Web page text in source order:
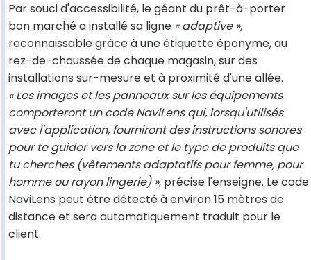
Par souci d'accessibilité, le géant du prêt-à-porter
bon marché a installé sa ligne « adaptive »,
reconnaissable grâce à une étiquette éponyme, au
rez-de-chaussée de chaque magasin, sur des
installations sur-mesure et à proximité d'une allée.
« Les images et les panneaux sur les équipements
comporteront un code NaviLens qui, lorsqu'utilisés
avec l'application, fourniront des instructions sonores
pour te guider vers la zone et le type de produits que
tu cherches (vêtements adaptatifs pour femme, pour
homme ou rayon lingerie) », précise l'enseigne. Le code
NaviLens peut être détecté à environ 15 mètres de
distance et sera automatiquement traduit pour le
client.